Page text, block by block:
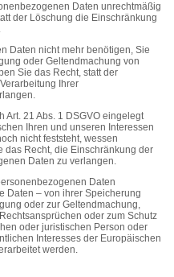
Daten unrechtmäßig
der Löschung die Einschränkung
Daten nicht mehr benötigen, Sie
oder Geltendmachung von
Sie das Recht, statt der
Ihrer
Art. 21 Abs. 1 DSGVO eingelegt
Ihren und unseren Interessen
nicht feststeht, wessen
das Recht, die Einschränkung der
Daten zu verlangen.
Daten
Daten – von ihrer Speicherung
oder zur Geltendmachung,
oder zum Schutz
oder juristischen Person oder
Interesses der Europäischen
werden.